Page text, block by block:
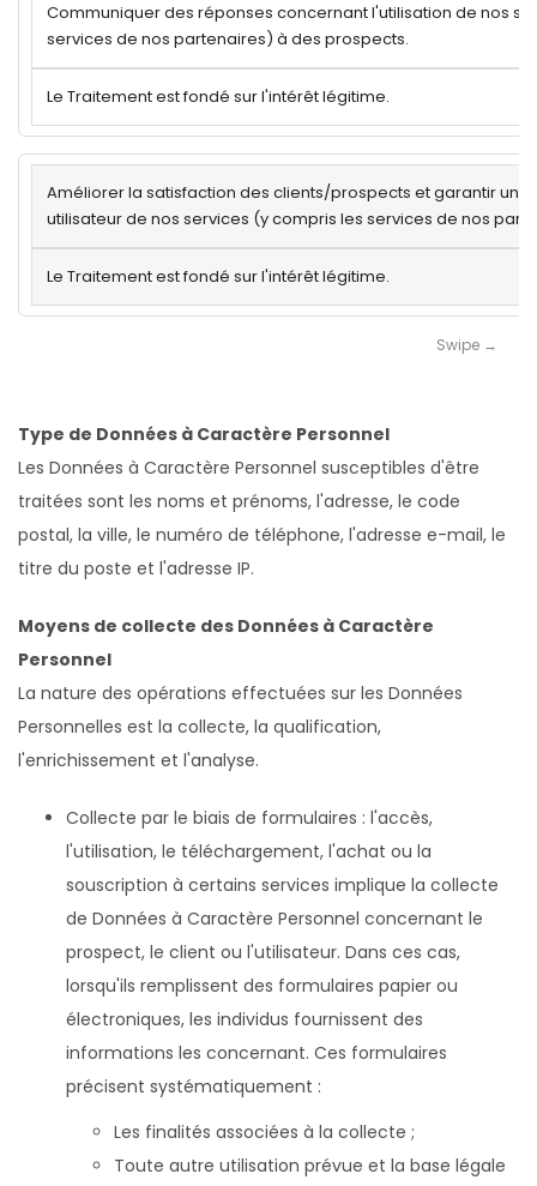
Communiquer des réponses concernant l'utilisation de nos
services de nos partenaires) à des prospects.
Le Traitement est fondé sur l'intérêt légitime.
Améliorer la satisfaction des clients/prospects et garantir
utilisateur de nos services (y compris les services de nos
Le Traitement est fondé sur l'intérêt légitime.
Type de Données à Caractère Personnel
Les Données à Caractère Personnel susceptibles d'être
traitées sont les noms et prénoms, l'adresse, le code
postal, la ville, le numéro de téléphone, l'adresse e-mail, le
titre du poste et l'adresse IP.
Moyens de collecte des Données à Caractère
Personnel
La nature des opérations effectuées sur les Données
Personnelles est la collecte, la qualification,
l'enrichissement et l'analyse.
Collecte par le biais de formulaires : l'accès,
l'utilisation, le téléchargement, l'achat ou la
souscription à certains services implique la collecte
de Données à Caractère Personnel concernant le
prospect, le client ou l'utilisateur. Dans ces cas,
lorsqu'ils remplissent des formulaires papier ou
électroniques, les individus fournissent des
informations les concernant. Ces formulaires
précisent systématiquement :
Les finalités associées à la collecte ;
Toute autre utilisation prévue et la base légale